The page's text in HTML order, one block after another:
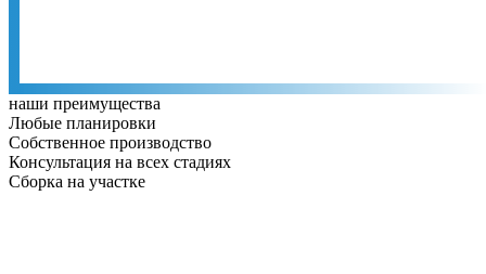
наши преимущества
Любые планировки
Собственное производство
Консультация на всех стадиях
Сборка на участке